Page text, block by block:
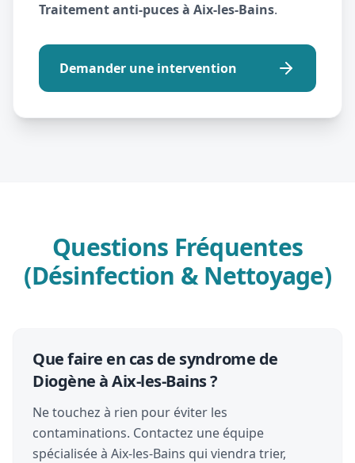
Traitement anti-puces à Aix-les-Bains.
Demander une intervention
Questions Fréquentes
(Désinfection & Nettoyage)
Que faire en cas de syndrome de
Diogène à Aix-les-Bains ?
Ne touchez à rien pour éviter les
contaminations. Contactez une équipe
spécialisée à Aix-les-Bains qui viendra trier,